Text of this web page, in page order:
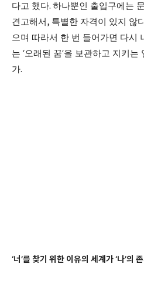
다고 했다. 하나뿐인 출입구에는
견고해서 , 특별한 자격이 있지 않
으며 따라서 한 번 들어가면 다시
는 ‘오래된 꿈’을 보관하고 지키는
가.
‘너’를 찾기 위한 이유의 세계가‘나’의